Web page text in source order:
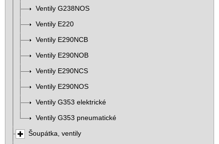
Ventily G238NOS
Ventily E220
Ventily E290NCB
Ventily E290NOB
Ventily E290NCS
Ventily E290NOS
Ventily G353 elektrické
Ventily G353 pneumatické
Šoupátka, ventily